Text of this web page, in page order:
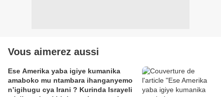
Vous aimerez aussi
Ese Amerika yaba igiye kumanika
amaboko mu ntambara ihanganyemo
n’igihugu cya Irani ? Kurinda Israyeli